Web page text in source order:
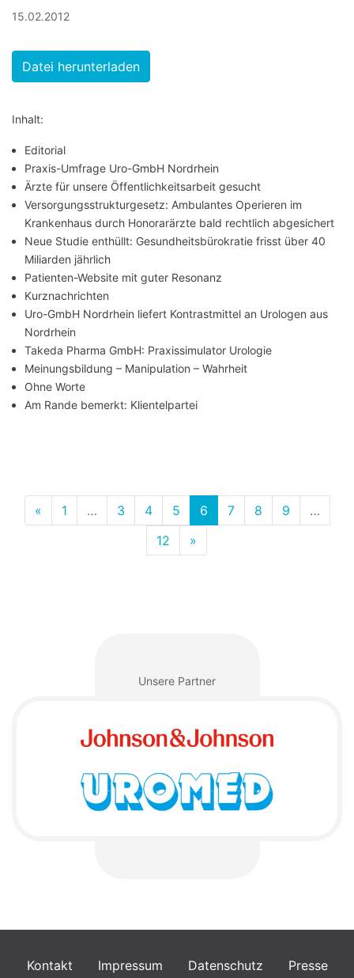
15.02.2012
Datei herunterladen
Inhalt:
Editorial
Praxis-Umfrage Uro-GmbH Nordrhein
Ärzte für unsere Öffentlichkeitsarbeit gesucht
Versorgungsstrukturgesetz: Ambulantes Operieren im
Krankenhaus durch Honorarärzte bald rechtlich abgesichert
Neue Studie enthüllt: Gesundheitsbürokratie frisst über 40
Miliarden jährlich
Patienten-Website mit guter Resonanz
Kurznachrichten
Uro-GmbH Nordrhein liefert Kontrastmittel an Urologen aus
Nordrhein
Takeda Pharma GmbH: Praxissimulator Urologie
Meinungsbildung – Manipulation – Wahrheit
Ohne Worte
Am Rande bemerkt: Klientelpartei
« 1 … 3 4 5 6(diese Seite)
7 8 9
…
12
»
Unsere Partner
Kontakt Impressum Datenschutz Presse